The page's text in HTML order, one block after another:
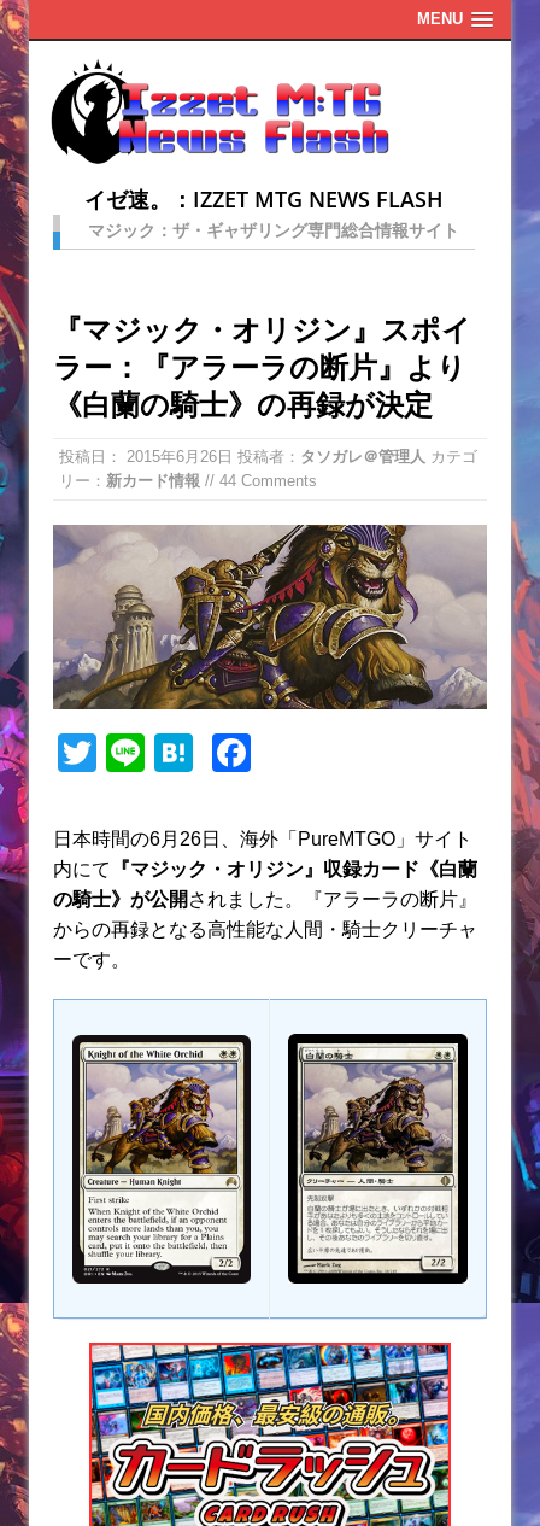
MENU
イゼ速。：IZZET MTG NEWS FLASH
マジック：ザ・ギャザリング専門総合情報サイト
『マジック・オリジン』スポイ
ラー：『アラーラの断片』より
《白蘭の騎士》の再録が決定
投稿日： 2015年6月26日 投稿者： タソガレ＠管理人 カテゴ
リー： 新カード情報 // 44 Comments
T
itt
er
Li
e
H
e
n
a
c
e
b
o
日本時間の6月26日、海外「PureMTGO」サイト
内にて
『マジック・オリジン』収録カード《白蘭
の騎士》が公開 されました。『アラーラの断片』
からの再録となる高性能な人間・騎士クリーチャ
ーです。